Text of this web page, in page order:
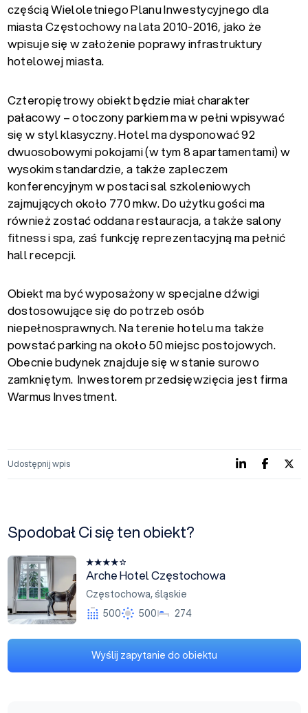
częścią Wieloletniego Planu Inwestycyjnego dla
miasta Częstochowy na lata 2010-2016, jako że
wpisuje się w założenie poprawy infrastruktury
hotelowej miasta.
Czteropiętrowy obiekt będzie miał charakter
pałacowy – otoczony parkiem ma w pełni wpisywać
się w styl klasyczny. Hotel ma dysponować 92
dwuosobowymi pokojami (w tym 8 apartamentami) w
wysokim standardzie, a także zapleczem
konferencyjnym w postacisal szkoleniowych
zajmujących około 770 mkw. Do użytku gości ma
również zostać oddana restauracja, a także salony
fitness i spa, zaś funkcję reprezentacyjną ma pełnić
hall recepcji.
Obiekt ma być wyposażony w specjalne dźwigi
dostosowujące się do potrzeb osób
niepełnosprawnych. Na terenie hotelu ma także
powstać parking na około 50 miejsc postojowych.
Obecnie budynek znajduje się w stanie surowo
zamkniętym. Inwestorem przedsięwzięcia jest firma
Warmus Investment.
Udostępnij wpis
Spodobał Ci się ten obiekt?
Arche Hotel Częstochowa
Arche Hotel Częstochowa
Częstochowa, śląskie
500
500 274
Wyślij zapytanie do obiektu